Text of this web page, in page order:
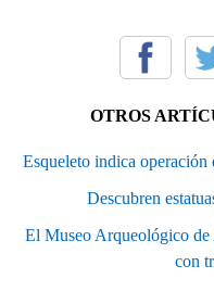
OTROS
Esqueleto indica
Descubren
El Museo Arqueológico de
con